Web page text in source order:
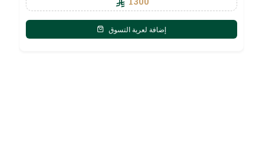
إضافة لعربة التسوق